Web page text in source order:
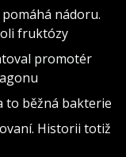
nádoru.
fruktózy
promotér
to běžná bakterie
Historii totiž